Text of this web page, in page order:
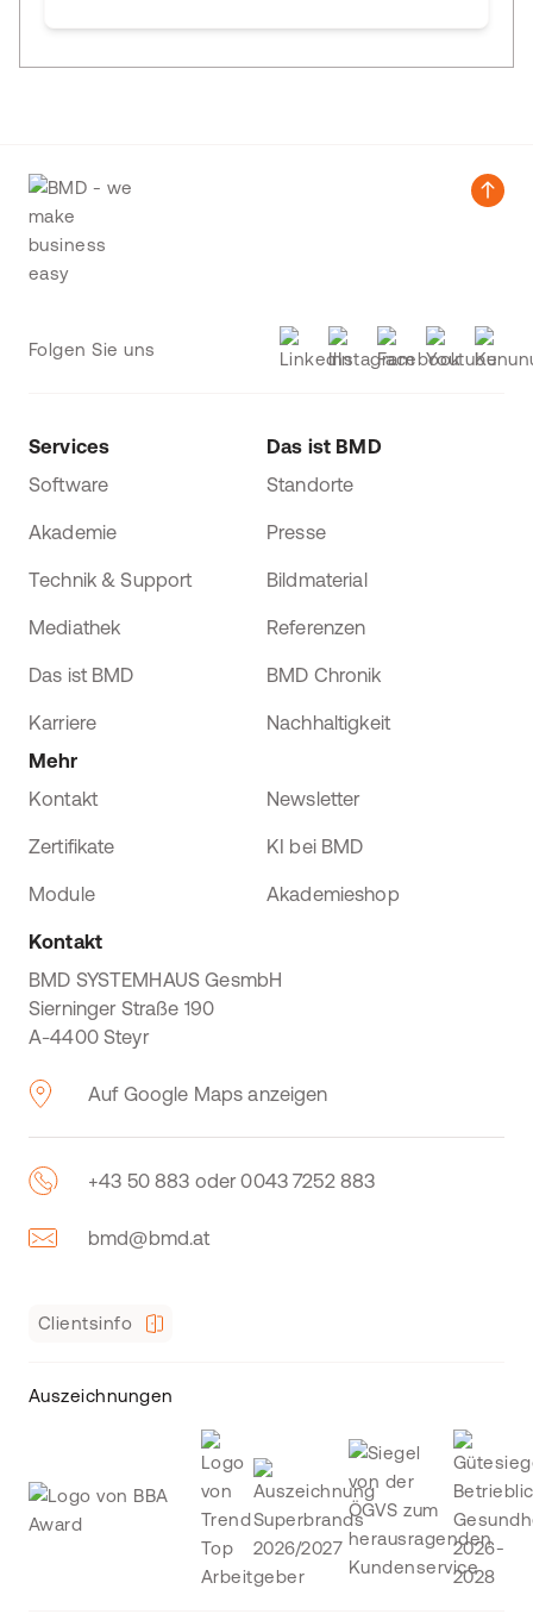
Folgen Sie uns
Services
Software
Akademie
Technik & Support
Mediathek
Das ist BMD
Karriere
Das ist BMD
Standorte
Presse
Bildmaterial
Referenzen
BMD Chronik
Nachhaltigkeit
Mehr
Kontakt
Newsletter
Zertifikate KI bei BMD
Module Akademieshop
Kontakt
BMD SYSTEMHAUS GesmbH
Sierninger Straße 190
A-4400 Steyr
Auf Google Maps anzeigen
+43 50 883 oder 0043 7252 883
bmd@bmd.at
Clientsinfo
Auszeichnungen